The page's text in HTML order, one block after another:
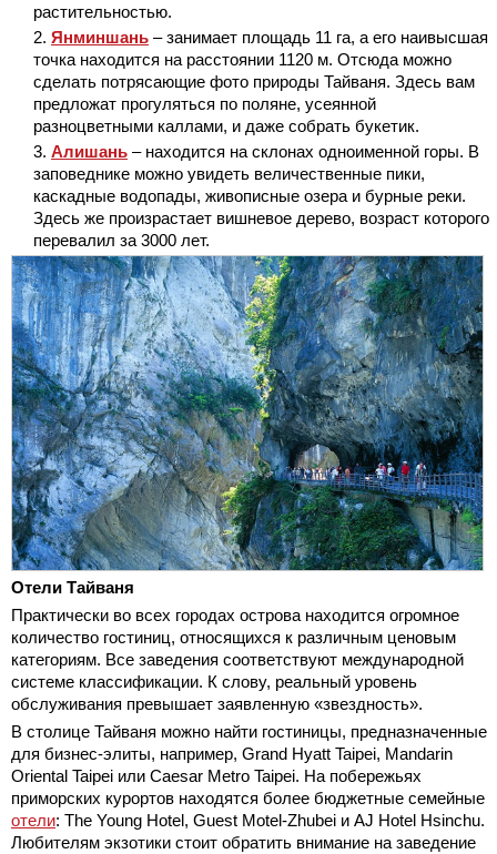
растительностью.
Янминшань – занимает площадь 11 га, а его наивысшая
точка находится на расстоянии 1120 м. Отсюда можно
сделать потрясающие фото природы Тайваня. Здесь вам
предложат прогуляться по поляне, усеянной
разноцветными каллами, и даже собрать букетик.
Алишань – находится на склонах одноименной горы. В
заповеднике можно увидеть величественные пики,
каскадные водопады, живописные озера и бурные реки.
Здесь же произрастает вишневое дерево, возраст которого
перевалил за 3000 лет.
Отели Тайваня
Практически во всех городах острова находится огромное
количество гостиниц, относящихся к различным ценовым
категориям. Все заведения соответствуют международной
системе классификации. К слову, реальный уровень
обслуживания превышает заявленную «звездность».
В столице Тайваня можно найти гостиницы, предназначенные
для бизнес-элиты, например, Grand Hyatt Taipei, Mandarin
Oriental Taipei или Caesar Metro Taipei. На побережьях
приморских курортов находятся более бюджетные семейные
отели: The Young Hotel, Guest Motel-Zhubei и AJ Hotel Hsinchu.
Любителям экзотики стоит обратить внимание на заведение